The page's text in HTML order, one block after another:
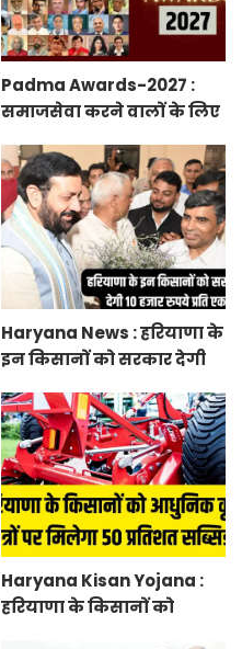
Padma Awards-2027 :
समाजसेवा करने वालों के लिए
निकाले पद्म पुरस्कार-2027 के
लिए आवेदन
Haryana News : हरियाणा के
इन किसानों को सरकार देगी
सीएम सैनी की घोषणा
Haryana Kisan Yojana :
हरियाणा के किसानों को